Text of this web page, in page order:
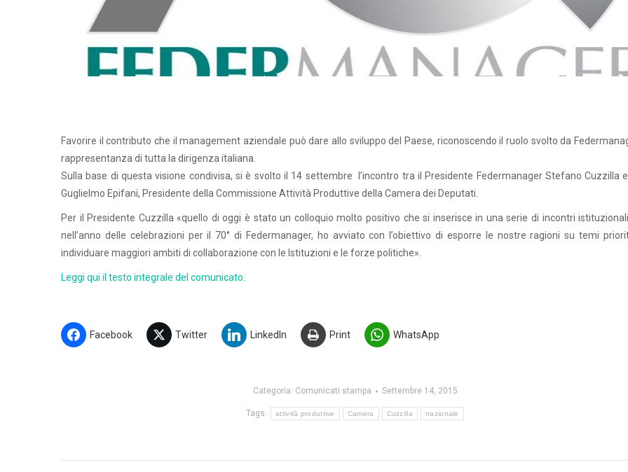
Favorire il contributo che il management aziendale può dare allo sviluppo del Paese, riconoscendo il ruolo svolto da
rappresentanza di tutta la dirigenza italiana.
Sulla base di questa visione condivisa, si è svolto il 14 settembre l’incontro tra il Presidente Federmanager Stefano Cuzzilla e
Guglielmo Epifani, Presidente della Commissione Attività Produttive della Camera dei Deputati.
Per il Presidente Cuzzilla «quello di oggi è stato un colloquio molto positivo che si inserisce in una serie di incontri
nell’anno delle celebrazioni per il 70° di Federmanager, ho avviato con l’obiettivo di esporre le nostre ragioni su temi
individuare maggiori ambiti di collaborazione con le Istituzioni e le forze politiche».
Leggi qui il testo integrale del comunicato.
Facebook Twitter LinkedIn Print WhatsApp
Categoria: Comunicati stampa Settembre 14, 2015
Tags: attività produttive Camera Cuzzilla nazionale